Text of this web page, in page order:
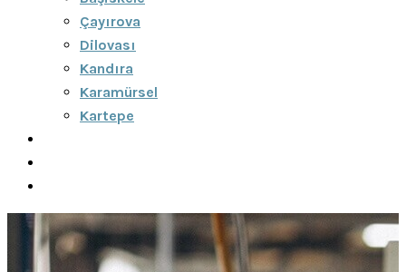
Çayırova
Dilovası
Kandıra
Karamürsel
Kartepe